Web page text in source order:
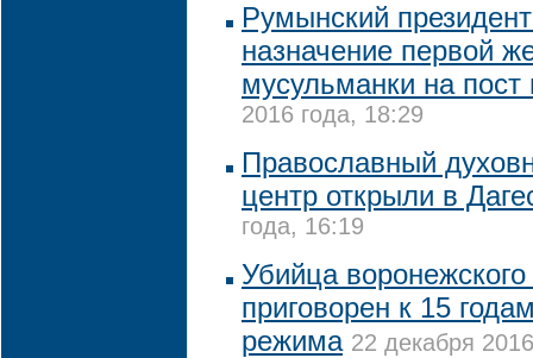
Румынский
назначение первой
мусульманки на
2016 года, 18:29
Православный
центр открыли в
года, 16:19
Убийца
приговорен к 15
режима 22 декабря